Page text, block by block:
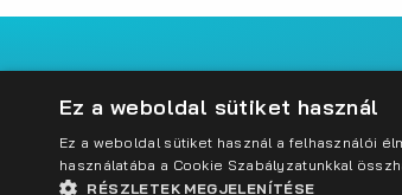
Ez a weboldal sütiket használ
Ez a weboldal sütiket használ a felhasználói
használatába a Cookie Szabályzatunkkal
RÉSZLETEK MEGJELENÍTÉSE